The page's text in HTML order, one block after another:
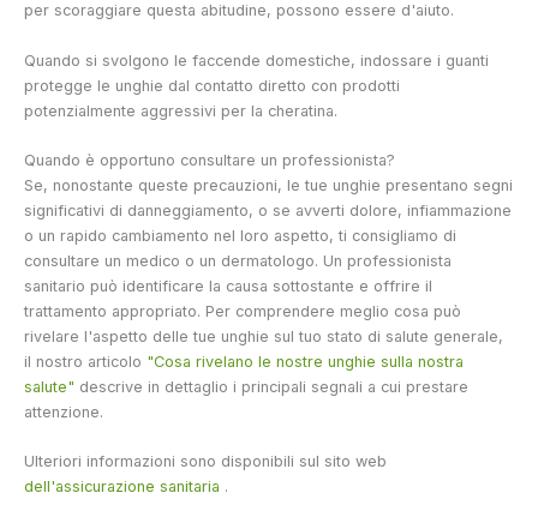
per scoraggiare questa abitudine, possono essere d'aiuto.
Quando si svolgono le faccende domestiche, indossare i guanti
protegge le unghie dal contatto diretto con prodotti
potenzialmente aggressivi per la cheratina.
Quando è opportuno consultare un professionista?
Se, nonostante queste precauzioni, le tue unghie presentano segni
significativi di danneggiamento, o se avverti dolore, infiammazione
o un rapido cambiamento nel loro aspetto, ti consigliamo di
consultare un medico o un dermatologo. Un professionista
sanitario può identificare la causa sottostante e offrire il
trattamento appropriato. Per comprendere meglio cosa può
rivelare l'aspetto delle tue unghie sul tuo stato di salute generale,
il nostro articolo "Cosa rivelano le nostre unghie sulla nostra
salute" descrive in dettaglio i principali segnali a cui prestare
attenzione.
Ulteriori informazioni sono disponibili sul sito web
dell'assicurazione sanitaria .